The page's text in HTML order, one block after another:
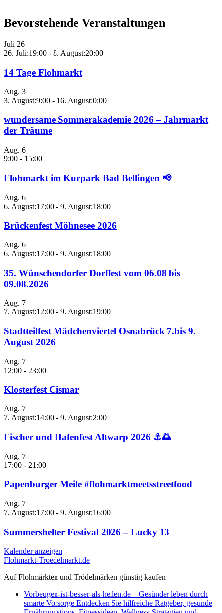
Bevorstehende Veranstaltungen
Juli 26
26. Juli:19:00 - 8. August:20:00
14 Tage Flohmarkt
Aug. 3
3. August:9:00 - 16. August:0:00
wundersame Sommerakademie 2026 – Jahrmarkt
der Träume
Aug. 6
9:00 - 15:00
Flohmarkt im Kurpark Bad Bellingen 📢
Aug. 6
6. August:17:00 - 9. August:18:00
Brückenfest Möhnesee 2026
Aug. 6
6. August:17:00 - 9. August:18:00
35. Wünschendorfer Dorffest vom 06.08 bis
09.08.2026
Aug. 7
7. August:12:00 - 9. August:19:00
Stadtteilfest Mädchenviertel Osnabrück 7.bis 9.
August 2026
Aug. 7
12:00 - 23:00
Klosterfest Cismar
Aug. 7
7. August:14:00 - 9. August:2:00
Fischer und Hafenfest Altwarp 2026 ⚓🌅
Aug. 7
17:00 - 21:00
Papenburger Meile #flohmarktmeetsstreetfood
Aug. 7
7. August:17:00 - 9. August:16:00
Summershelter Festival 2026 – Lucky 13
Kalender anzeigen
Flohmarkt-Troedelmarkt.de
Auf Flohmärkten und Trödelmärken günstig kaufen
Vorbeugen-ist-besser-als-heilen.de – Gesünder leben durch
smarte Vorsorge Entdecken Sie hilfreiche Ratgeber, gesunde